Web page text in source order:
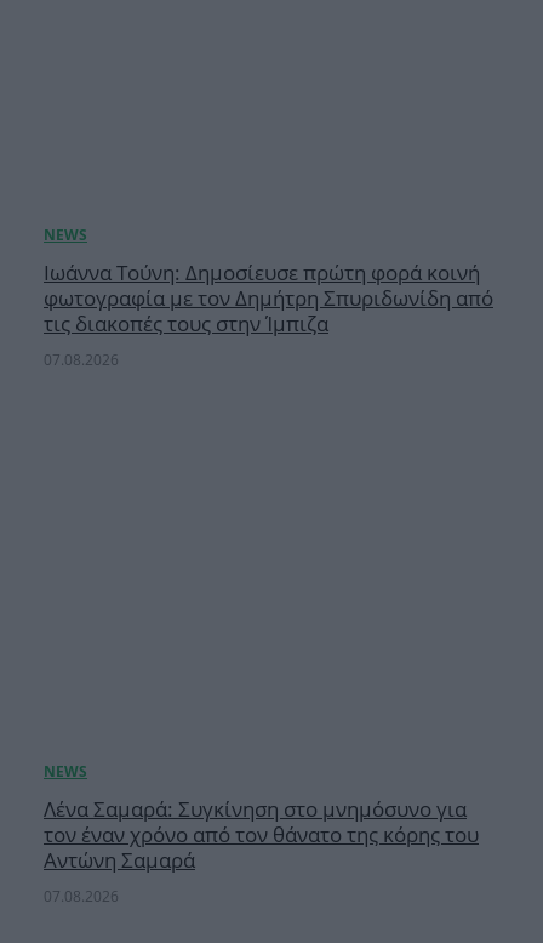
Ιωάννα Τούνη: Δημοσίευσε πρώτη φορά κοινή
φωτογραφία με τον Δημήτρη Σπυριδωνίδη από
τις διακοπές τους στην Ίμπιζα
07.08.2026
Λένα Σαμαρά: Συγκίνηση στο μνημόσυνο για
τον έναν χρόνο από τον θάνατο της κόρης του
Αντώνη Σαμαρά
07.08.2026